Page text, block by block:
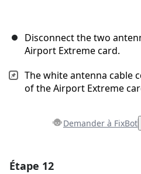
Disconnect the two
Airport Extreme card.
The white antenna cable
of the Airport Extreme
Demander à FixBot
Étape 12